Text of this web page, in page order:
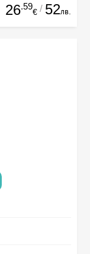
26.59
€ / 52лв.